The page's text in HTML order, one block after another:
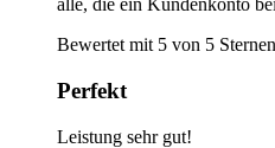
alle, die ein Kundenkonto
Bewertet mit 5 von 5
Perfekt
Leistung sehr gut!